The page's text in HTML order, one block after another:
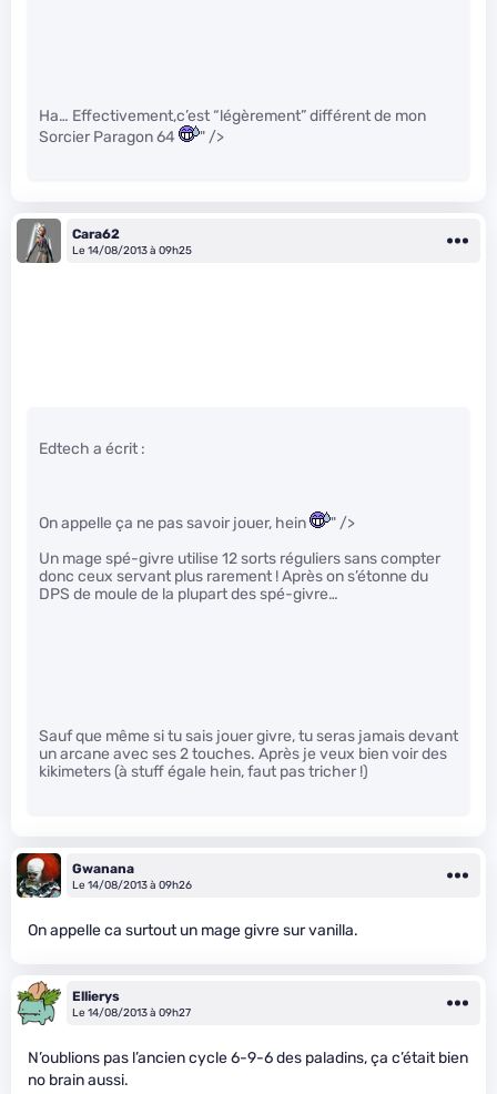
Ha… Effectivement,c’est “légèrement” différent de mon
Sorcier Paragon 64
" />
Cara62
Le 14/08/2013 à 09h25
Edtech a écrit :
On appelle ça ne pas savoir jouer, hein
" />
Un mage spé-givre utilise 12 sorts réguliers sans compter
donc ceux servant plus rarement ! Après on s’étonne du
DPS de moule de la plupart des spé-givre…
Sauf que même si tu sais jouer givre, tu seras jamais devant
un arcane avec ses 2 touches. Après je veux bien voir des
kikimeters (à stuff égale hein, faut pas tricher !)
Gwanana
Le 14/08/2013 à 09h26
On appelle ca surtout un mage givre sur vanilla.
Ellierys
Le 14/08/2013 à 09h27
N’oublions pas l’ancien cycle 6-9-6 des paladins, ça c’était bien
no brain aussi.